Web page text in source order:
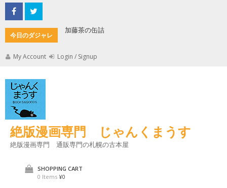
Skip
to
content
今日のダジャレ
加藤茶の缶詰
My Account Login / Signup
絶版漫画専門 じゃんくまうす
絶版漫画専門 通販専門の札幌の古本屋
SHOPPING CART
0 Items ¥0